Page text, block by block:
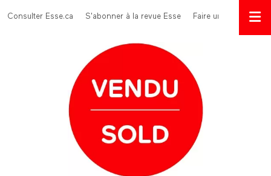
Menu Top
Consulter Esse.ca S'abonner à la revue Esse Faire un don